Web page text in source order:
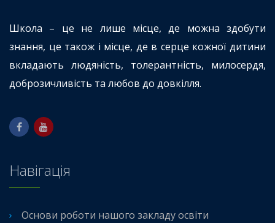
Школа – це не лише місце, де можна здобути
знання, це також і місце, де в серце кожної дитини
вкладають людяність, толерантність, милосердя,
доброзичливість та любов до довкілля.
Навігація
Основи роботи нашого закладу освіти